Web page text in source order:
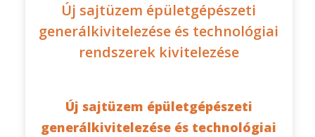
Új sajtüzem épületgépészeti
generálkivitelezése és technológiai
rendszerek kivitelezése
Új sajtüzem épületgépészeti
generálkivitelezése és technológiai